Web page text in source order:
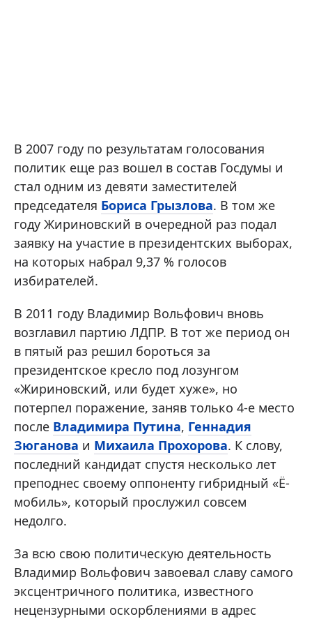
В 2007 году по результатам голосования
политик еще раз вошел в состав Госдумы и
стал одним из девяти заместителей
председателя Бориса Грызлова. В том же
году Жириновский в очередной раз подал
заявку на участие в президентских выборах,
на которых набрал 9,37 % голосов
избирателей.
В 2011 году Владимир Вольфович вновь
возглавил партию ЛДПР. В тот же период он
в пятый раз решил бороться за
президентское кресло под лозунгом
«Жириновский, или будет хуже», но
потерпел поражение, заняв только 4-е место
после Владимира Путина, Геннадия
Зюганова и Михаила Прохорова. К слову,
последний кандидат спустя несколько лет
преподнес своему оппоненту гибридный «Ё-
мобиль», который прослужил совсем
недолго.
За всю свою политическую деятельность
Владимир Вольфович завоевал славу самого
эксцентричного политика, известного
нецензурными оскорблениями в адрес